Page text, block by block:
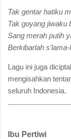
Tak gentar hatiku
Tak goyang jiwaku
Sang merah putih
Berkibarlah
Lagu ini juga
mengisahkan
seluruh Indonesia.
Ibu Pertiwi